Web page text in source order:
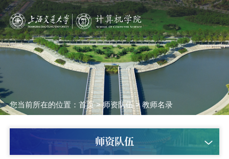
您当前所在的位置：首页>师资队伍>教师名录
师资队伍